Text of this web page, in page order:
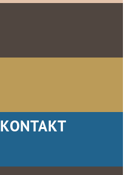
KONTAKT